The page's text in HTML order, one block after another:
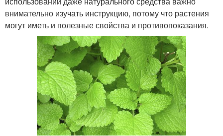
внимательно изучать инструкцию, потому что растения
могут иметь и полезные свойства и противопоказания.